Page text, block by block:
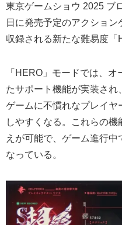
東京ゲームショウ 2025 ブ
日に発売予定のアクショ
収録される新たな難易度「
「HERO」モードでは、
たサポート機能が実装さ
ゲームに不慣れなプレイヤ
しやすくなる。これらの
えが可能で、ゲーム進行
なっている。